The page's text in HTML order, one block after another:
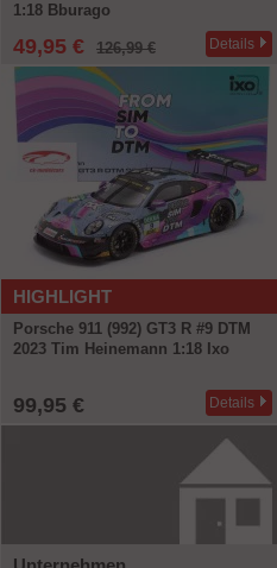
1:18 Bburago
49,95 € 126,99 € Details
HIGHLIGHT
Porsche 911 (992) GT3 R #9 DTM
2023 Tim Heinemann 1:18 Ixo
99,95 € Details